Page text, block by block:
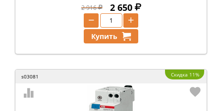
2 916 2 650
+
−
Купить
s03081 Скидка 11%